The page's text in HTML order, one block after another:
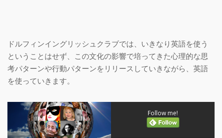
ドルフィンイングリッシュクラブでは、いきなり英語を使う
ということはせず、この文化の影響で培ってきた心理的な思
考パターンや行動パターンをリリースしていきながら、英語
を使っていきます。
Follow me!